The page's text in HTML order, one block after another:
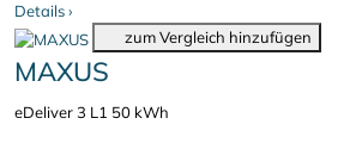
Details›
zum Vergleich hinzufügen
MAXUS
eDeliver 3 L1 50 kWh